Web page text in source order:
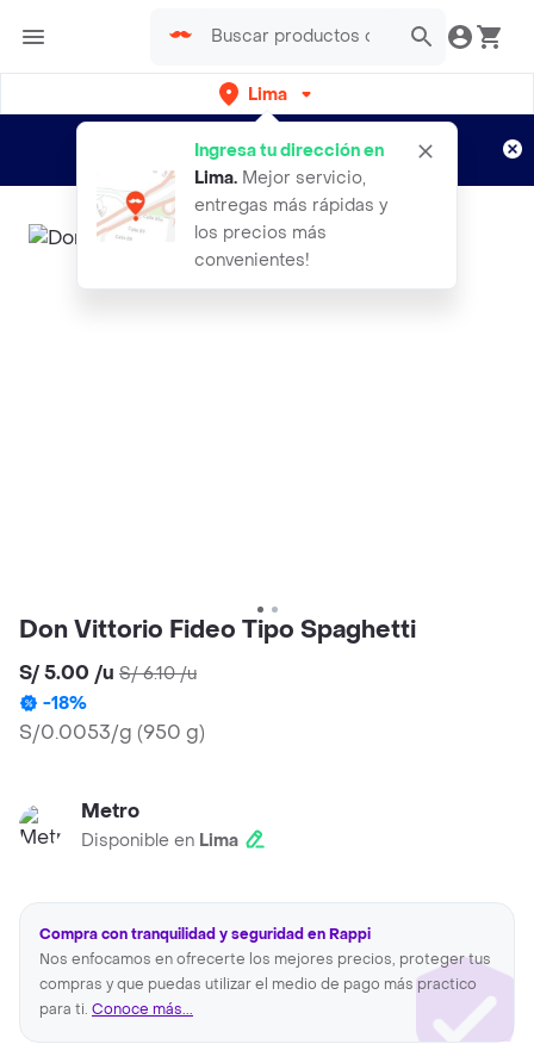
Lima
Ingresa tu dirección en
Lima. Mejor servicio,
entregas más rápidas y
los precios más
convenientes!
envíos gratis por semanas
Aplican TyC
Don Vittorio Fideo Tipo Spaghetti
S/ 5.00 /u S/ 6.10/u
-18%
S/0.0053/g (950 g)
Metro
Disponible en Lima
Compra con tranquilidad y seguridad en Rappi
Nos enfocamos en ofrecerte los mejores precios, proteger tus
compras y que puedas utilizar el medio de pago más practico
para ti. Conoce más...